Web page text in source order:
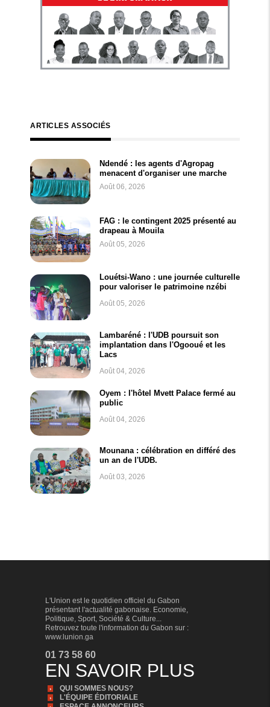
ARTICLES ASSOCIÉS
Ndendé : les agents d'Agropag
menacent d'organiser une marche
Août 06, 2026
FAG : le contingent 2025 présenté au
drapeau à Mouila
Août 05, 2026
Louétsi-Wano : une journée culturelle
pour valoriser le patrimoine nzébi
Août 05, 2026
Lambaréné : l'UDB poursuit son
implantation dans l'Ogooué et les
Lacs
Août 04, 2026
Oyem : l'hôtel Mvett Palace fermé au
public
Août 04, 2026
Mounana : célébration en différé des
un an de l'UDB.
Août 03, 2026
L'Union est le quotidien officiel du Gabon
présentant l'actualité gabonaise. Economie,
Politique, Sport, Société & Culture...
Retrouvez toute l'information du Gabon sur :
www.lunion.ga
01 73 58 60
EN SAVOIR PLUS
QUI SOMMES NOUS?
L'ÉQUIPE ÉDITORIALE